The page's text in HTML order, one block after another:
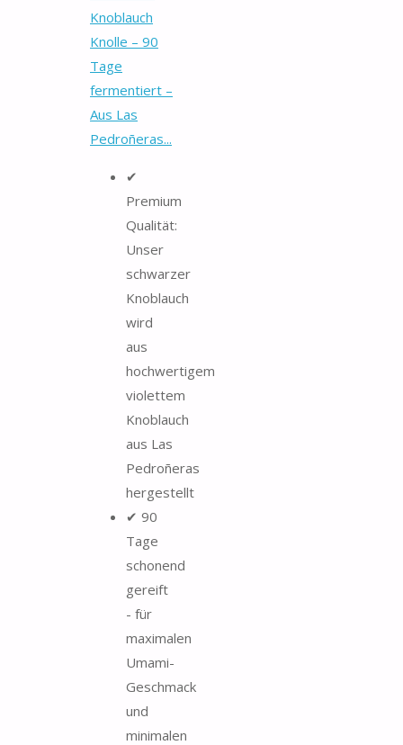
Knoblauch
Knolle – 90
Tage
fermentiert –
Aus Las
Pedroñeras...
✔
Premium
Qualität:
Unser
schwarzer
Knoblauch
wird
aus
hochwertigem
violettem
Knoblauch
aus Las
Pedroñeras
hergestellt
✔ 90
Tage
schonend
gereift
- für
maximalen
Umami-
Geschmack
und
minimalen